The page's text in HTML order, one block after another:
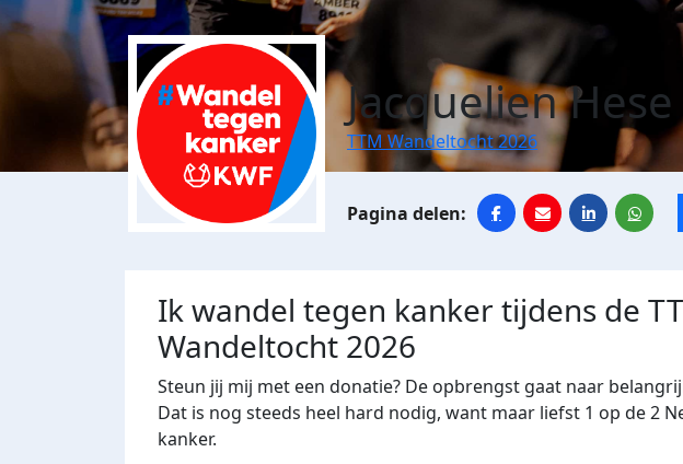
Jacquelien Hese
TTM Wandeltocht 2026
Ik wandel tegen kanker tijdens de
Wandeltocht 2026
Steun jij mij met een donatie? De opbrengst gaat naar
Dat is nog steeds heel hard nodig, want maar liefst 1 op de 2
kanker.